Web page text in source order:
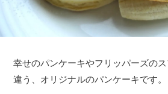
幸せのパンケーキやフリッパーズの
違う、オリジナルのパンケーキです。